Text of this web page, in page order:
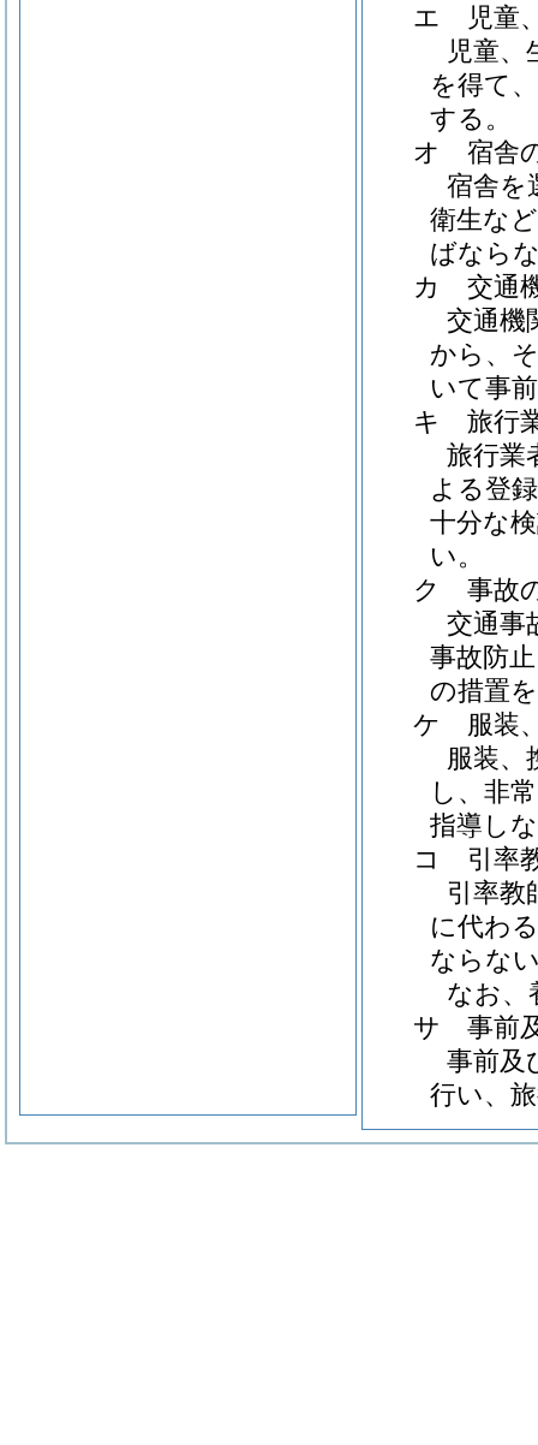
エ 児童
児童
を得て
する。
オ 宿舎
宿舎を
衛生な
ばなら
カ 交通
交通機
から、
いて事
キ 旅行
旅行業
よる登
十分な
い。
ク 事故
交通事
事故防
の措置
ケ 服装
服装、
し、非
指導し
コ 引率
引率教
に代わ
ならな
なお、
サ 事前
事前及
行い、